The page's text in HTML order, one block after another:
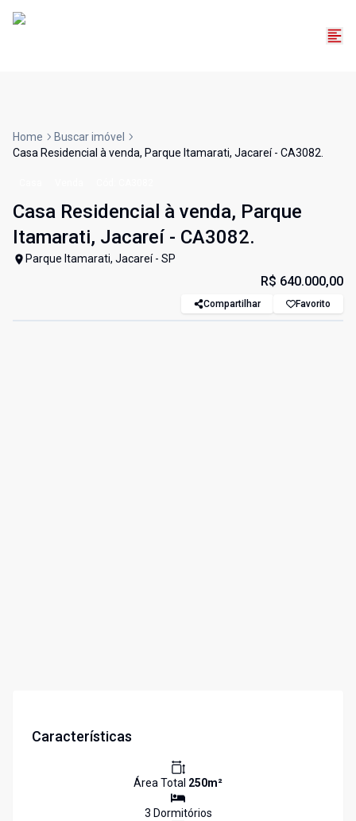
Home
Buscar imóvel
Casa Residencial à venda, Parque Itamarati, Jacareí - CA3082.
Casa Residencial à venda, Parque
Itamarati, Jacareí - CA3082.
Parque Itamarati, Jacareí - SP
R$ 640.000,00
Compartilhar Favorito
Características
Área Total 250m²
3 Dormitórios